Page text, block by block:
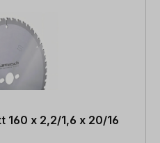
x 2,2/1,6 x 20/16